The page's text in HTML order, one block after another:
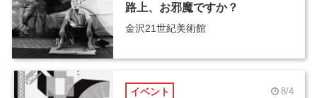
路上、お邪魔ですか？
金沢21世紀美術館
イベント 8/4